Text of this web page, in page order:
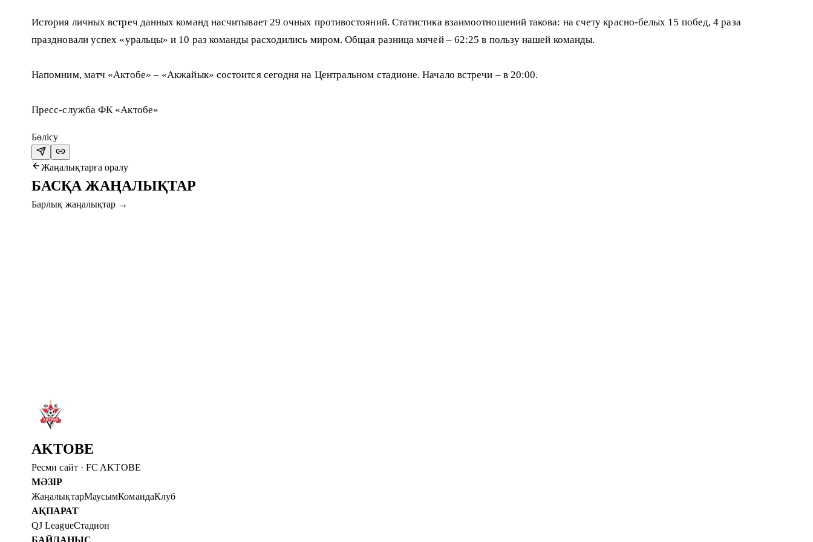
История личных встреч данных команд насчитывает 29 очных противостояний. Статистика взаимоотношений такова: на счету красно-белых 15 побед, 4 раза
праздновали успех «уральцы» и 10 раз команды расходились миром. Общая разница мячей – 62:25 в пользу нашей команды.
Напомним, матч «Актобе» – «Акжайык» состоится сегодня на Центральном стадионе. Начало встречи – в 20:00.
Пресс-служба ФК «Актобе»
Бөлісу
Жаңалықтарға оралу
БАСҚА ЖАҢАЛЫҚТАР
Барлық жаңалықтар →
Толығырақ
AKTOBE
Ресми сайт·FC AKTOBE
МӘЗІР
ЖаңалықтарМаусымКомандаКлуб
АҚПАРАТ
QJ LeagueСтадион
БАЙЛАНЫС